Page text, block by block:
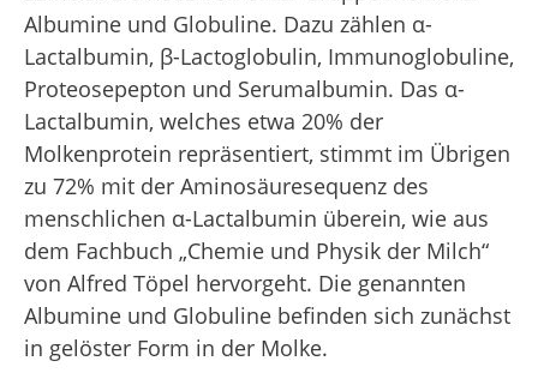
Albumine und Globuline. Dazu zählen α-
Lactalbumin, β-Lactoglobulin, Immunoglobuline,
Proteosepepton und Serumalbumin. Das α-
Lactalbumin, welches etwa 20% der
Molkenprotein repräsentiert, stimmt im Übrigen
zu 72% mit der Aminosäuresequenz des
menschlichen α-Lactalbumin überein, wie aus
dem Fachbuch „Chemie und Physik der Milch“
von Alfred Töpel hervorgeht. Die genannten
Albumine und Globuline befinden sich zunächst
in gelöster Form in der Molke.